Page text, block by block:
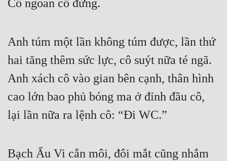
Đô Thị
Đông Phương Huyền Huyễn
Cẩu Đạo Trường Sinh
Truyện Nam
Cô ngoan cố đứng.
Anh túm một lần không túm được, lần thứ
hai tăng thêm sức lực, cô suýt nữa té ngã.
Anh xách cô vào gian bên cạnh, thân hình
cao lớn bao phủ bóng ma ở đỉnh đầu cô,
lại lần nữa ra lệnh cô: “Đi WC.”
Bạch Ấu Vi cắn môi, đôi mắt cũng nhắm